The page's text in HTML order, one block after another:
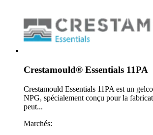
Crestamould® Essentials 11PA
Crestamould Essentials 11PA est un
NPG, spécialement conçu pour la
peut...
Marchés: